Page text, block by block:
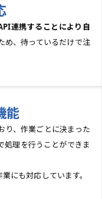
連携することにより自
め、待っているだけで注
能
り、作業ごとに決まった
処理を行うことができま
にも対応しています。